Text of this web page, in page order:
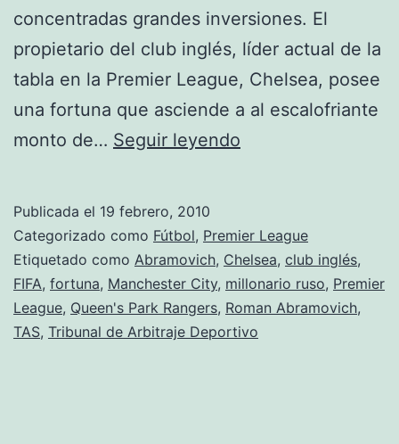
concentradas grandes inversiones. El
propietario del club inglés, líder actual de la
tabla en la Premier League, Chelsea, posee
una fortuna que asciende a al escalofriante
monto de… Seguir leyendo
fortuna
en
plena
crisis.
Publicada el 19 febrero, 2010
Categorizado como Fútbol, Premier League
Etiquetado como Abramovich, Chelsea, club inglés,
FIFA, fortuna, Manchester City, millonario ruso, Premier
League, Queen's Park Rangers, Roman Abramovich,
TAS, Tribunal de Arbitraje Deportivo